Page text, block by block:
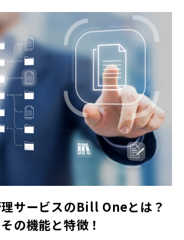
サービスのBill Oneとは？
の機能と特徴！